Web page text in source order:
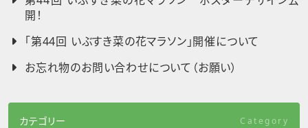
開！
「第44回 いぶすき菜の花マラソン」開催について
お忘れ物のお問い合わせについて（お願い）
カテゴリー Category